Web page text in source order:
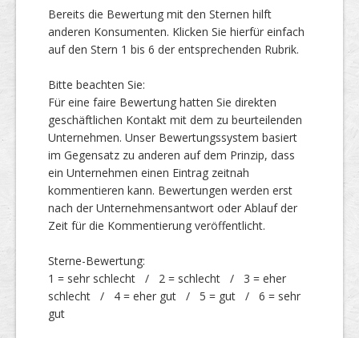
Über uns
Bereits die Bewertung mit den Sternen hilft
anderen Konsumenten. Klicken Sie hierfür einfach
auf den Stern 1 bis 6 der entsprechenden Rubrik.
Bitte beachten Sie:
Für eine faire Bewertung hatten Sie direkten
geschäftlichen Kontakt mit dem zu beurteilenden
Unternehmen. Unser Bewertungssystem basiert
im Gegensatz zu anderen auf dem Prinzip, dass
ein Unternehmen einen Eintrag zeitnah
kommentieren kann. Bewertungen werden erst
nach der Unternehmensantwort oder Ablauf der
Zeit für die Kommentierung veröffentlicht.
Sterne-Bewertung:
1 = sehr schlecht / 2 = schlecht / 3 = eher
schlecht / 4 = eher gut / 5 = gut / 6 = sehr
gut